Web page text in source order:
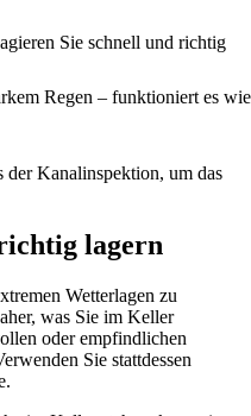
Sie schnell und richtig
Regen – funktioniert es wie
Kanalinspektion, um das
lagern
Wetterlagen zu
was Sie im Keller
oder empfindlichen
Sie stattdessen